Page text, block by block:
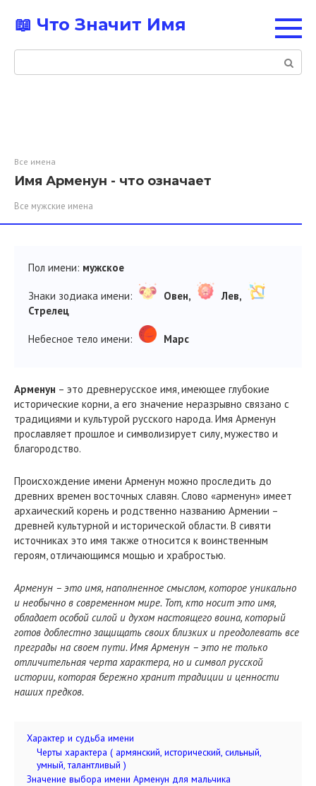
контенту
📖 Что Значит Имя
Поиск:
Все имена
Имя Арменун - что означает
Все мужские имена
Пол имени: мужское
Знаки зодиака имени: Овен,
Лев,
Стрелец
Небесное тело имени: Марс
Арменун – это древнерусское имя, имеющее глубокие
исторические корни, а его значение неразрывно связано с
традициями и культурой русского народа. Имя Арменун
прославляет прошлое и символизирует силу, мужество и
благородство.
Происхождение имени Арменун можно проследить до
древних времен восточных славян. Слово «арменун» имеет
архаический корень и родственно названию Армении –
древней культурной и исторической области. В сивяти
источниках это имя также относится к воинственным
героям, отличающимся мощью и храбростью.
Арменун – это имя, наполненное смыслом, которое уникально
и необычно в современном мире. Тот, кто носит это имя,
обладает особой силой и духом настоящего воина, который
готов доблестно защищать своих близких и преодолевать все
преграды на своем пути. Имя Арменун – это не только
отличительная черта характера, но и символ русской
истории, которая бережно хранит традиции и ценности
наших предков.
Характер и судьба имени
Черты характера ( армянский, исторический, сильный,
умный, талантливый )
Значение выбора имени Арменун для мальчика